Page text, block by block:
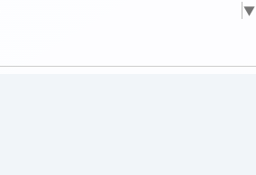
▼